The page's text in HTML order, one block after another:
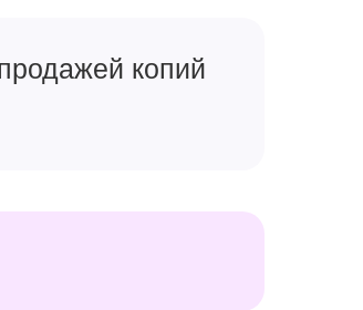
копий